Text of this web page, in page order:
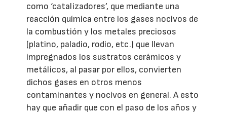
como ‘catalizadores’, que mediante una
reacción química entre los gases nocivos de
la combustión y los metales preciosos
(platino, paladio, rodio, etc.) que llevan
impregnados los sustratos cerámicos y
metálicos, al pasar por ellos, convierten
dichos gases en otros menos
contaminantes y nocivos en general. A esto
hay que añadir que con el paso de los años y